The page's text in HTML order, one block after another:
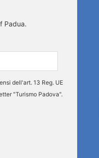
Padua.
dell'art. 13 Reg. UE
"Turismo Padova".